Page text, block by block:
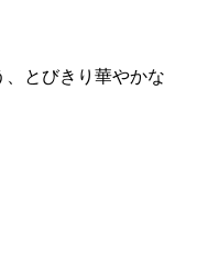
とびきり華やかな